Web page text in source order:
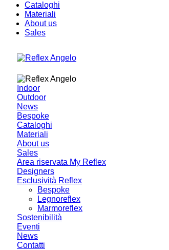
Cataloghi
Materiali
About us
Sales
Indoor
Outdoor
News
Bespoke
Cataloghi
Materiali
About us
Sales
Area riservata My Reflex
Designers
Esclusività Reflex
Bespoke
Legnoreflex
Marmoreflex
Sostenibilità
Eventi
News
Contatti